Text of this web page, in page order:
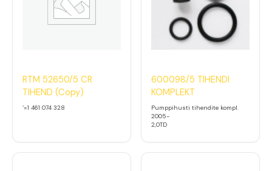
RTM 52650/5 CR
TIHEND (Copy)
‘=1 461 074 328
600098/5 TIHENDI
KOMPLEKT
Pumppihusti tihendite kompl.
2005-
2,0TD